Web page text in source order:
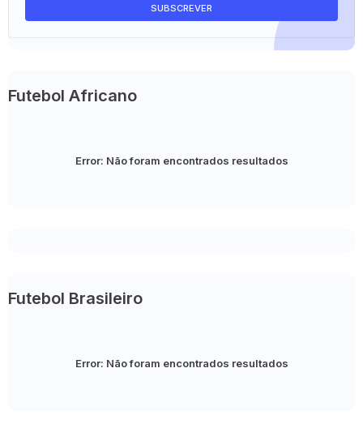
Futebol Africano
Error: Não foram encontrados resultados
Futebol Brasileiro
Error: Não foram encontrados resultados